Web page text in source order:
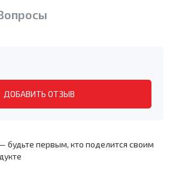
ДОБАВИТЬ ОТЗЫВ
будьте первым, кто поделится своим